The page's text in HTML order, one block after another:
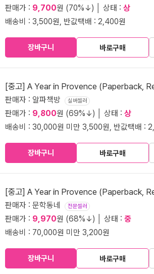
판매가 : 9,700원 (70%↓) │ 상태 : 상
배송비 : 3,500원, 반값택배 : 2,400원
장바구니 바로구매
[중고] A Year in Provence (Paperback,
판매자 : 알파책방 실버셀러
판매가 : 9,800원 (69%↓) │ 상태 : 상
배송비 : 30,000원 미만 3,500원, 반값택배 :
장바구니 바로구매
[중고] A Year in Provence (Paperback,
판매자 : 문학동네 전문셀러
판매가 : 9,970원 (68%↓) │ 상태 : 중
배송비 : 70,000원 미만 3,200원
장바구니 바로구매